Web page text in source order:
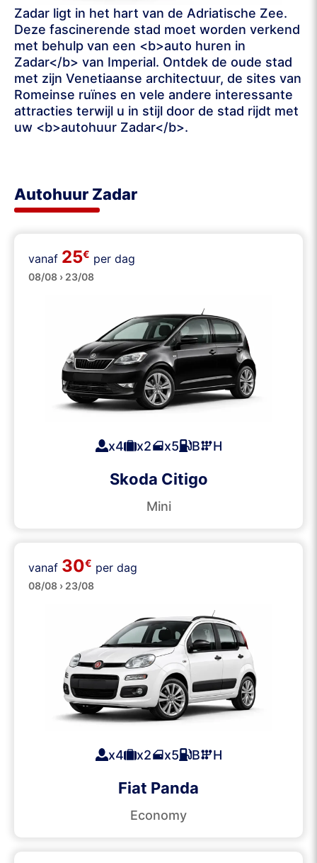
Zadar ligt in het hart van de Adriatische Zee.
Deze fascinerende stad moet worden verkend
met behulp van een <b>auto huren in
Zadar</b> van Imperial. Ontdek de oude stad
met zijn Venetiaanse architectuur, de sites van
Romeinse ruïnes en vele andere interessante
attracties terwijl u in stijl door de stad rijdt met
uw <b>autohuur Zadar</b>.
Autohuur Zadar
Klein
vanaf 25€ per dag
08/08 › 23/08
x4 x2 x5 B H
Skoda Citigo
Mini
Klein
vanaf 30€ per dag
08/08 › 23/08
x4 x2 x5 B H
Fiat Panda
Economy